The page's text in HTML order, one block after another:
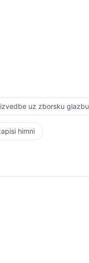
uz zborsku glazbu
himni